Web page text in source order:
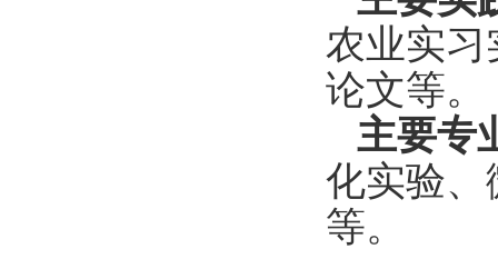
农业实习
论文等。
主要专
化实验、
等。